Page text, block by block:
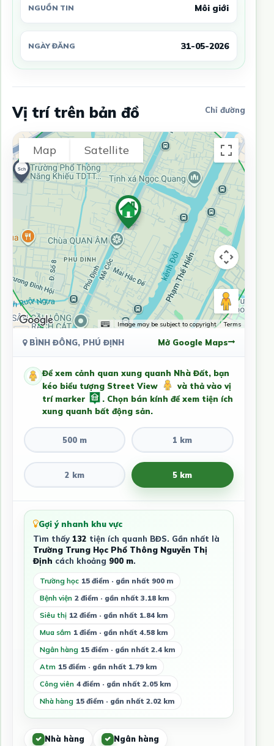
NGUỒN TIN Môi giới
NGÀY ĐĂNG 31-05-2026
Vị trí trên bản đồ Chỉ đường
Map Satellite
Image may be subject to copyright Terms
BÌNH ĐÔNG, PHÚ ĐỊNH Mở Google Maps
Để xem cảnh quan xung quanh Nhà Đất, bạn
kéo biểu tượng Street View
và thả vào vị
trí marker
. Chọn bán kính để xem tiện ích
xung quanh bất động sản.
500 m 1 km
2 km 5 km
Gợi ý nhanh khu vực
Tìm thấy 132 tiện ích quanh BĐS. Gần nhất là
Trường Trung Học Phổ Thông Nguyễn Thị
Định cách khoảng 900 m.
Trường học 15 điểm · gần nhất 900 m
Bệnh viện 2 điểm · gần nhất 3.18 km
Siêu thị 12 điểm · gần nhất 1.84 km
Mua sắm 1 điểm · gần nhất 4.58 km
Ngân hàng 15 điểm · gần nhất 2.4 km
Atm 15 điểm · gần nhất 1.79 km
Công viên 4 điểm · gần nhất 2.05 km
Nhà hàng 15 điểm · gần nhất 2.02 km
Nhà hàng Ngân hàng